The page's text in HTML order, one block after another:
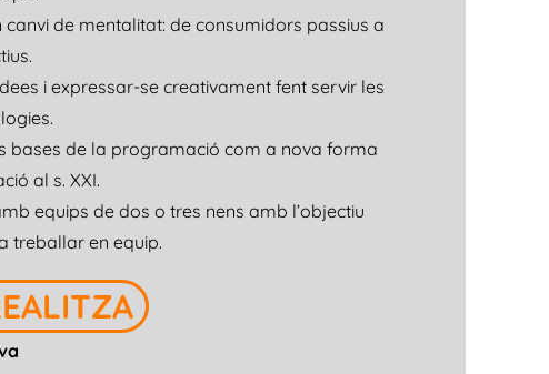
canvi de mentalitat: de consumidors passius a
i expressar-se creativament fent servir les
bases de la programació com a nova forma
al s. XXI.
equips de dos o tres nens amb l’objectiu
treballar en equip.